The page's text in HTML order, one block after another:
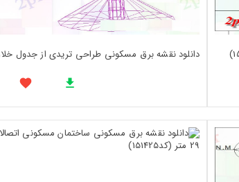
دانلود نقشه برق مسکونی طراحی تریدی از جدول خلاق